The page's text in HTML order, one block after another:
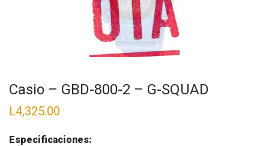
Casio – GBD-800-2 – G-SQUAD
L4,325.00
Especificaciones: